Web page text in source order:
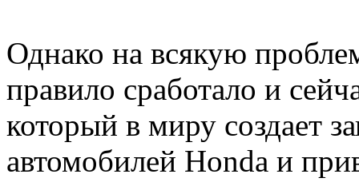
Однако на всякую
правило сработало и
который в миру создает
автомобилей Honda и